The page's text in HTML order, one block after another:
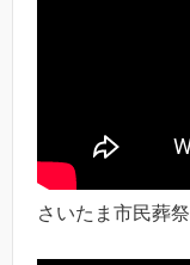
さいたま市民葬祭